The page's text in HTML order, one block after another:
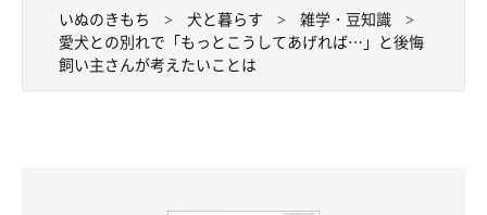
いぬのきもち 犬と暮らす
雑学・豆知識
愛犬との別れで「もっとこうしてあげれば…」と後悔
飼い主さんが考えたいことは